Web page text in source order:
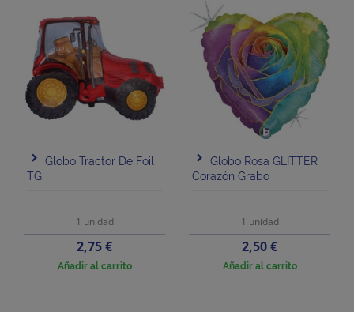
Globo Tractor De Foil
TG
1 unidad
Precio
2,75 €
Añadir al carrito
Globo Rosa GLITTER
Corazón Grabo
1 unidad
Precio
2,50 €
Añadir al carrito